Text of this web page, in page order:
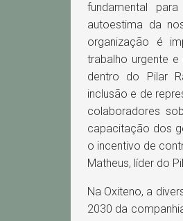
fundamental
autoestima da
organização é
trabalho urgente
dentro do Pilar
inclusão e de
colaboradores
capacitação dos
o incentivo de
Matheus, líder do
Na Oxiteno, a
2030 da